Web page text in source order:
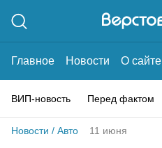
Главное Новости О сайте
ВИП-новость Перед фактом
Новости / Авто 11 июня